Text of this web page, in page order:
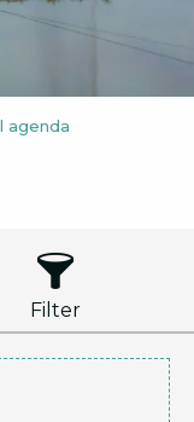
agenda
Filter